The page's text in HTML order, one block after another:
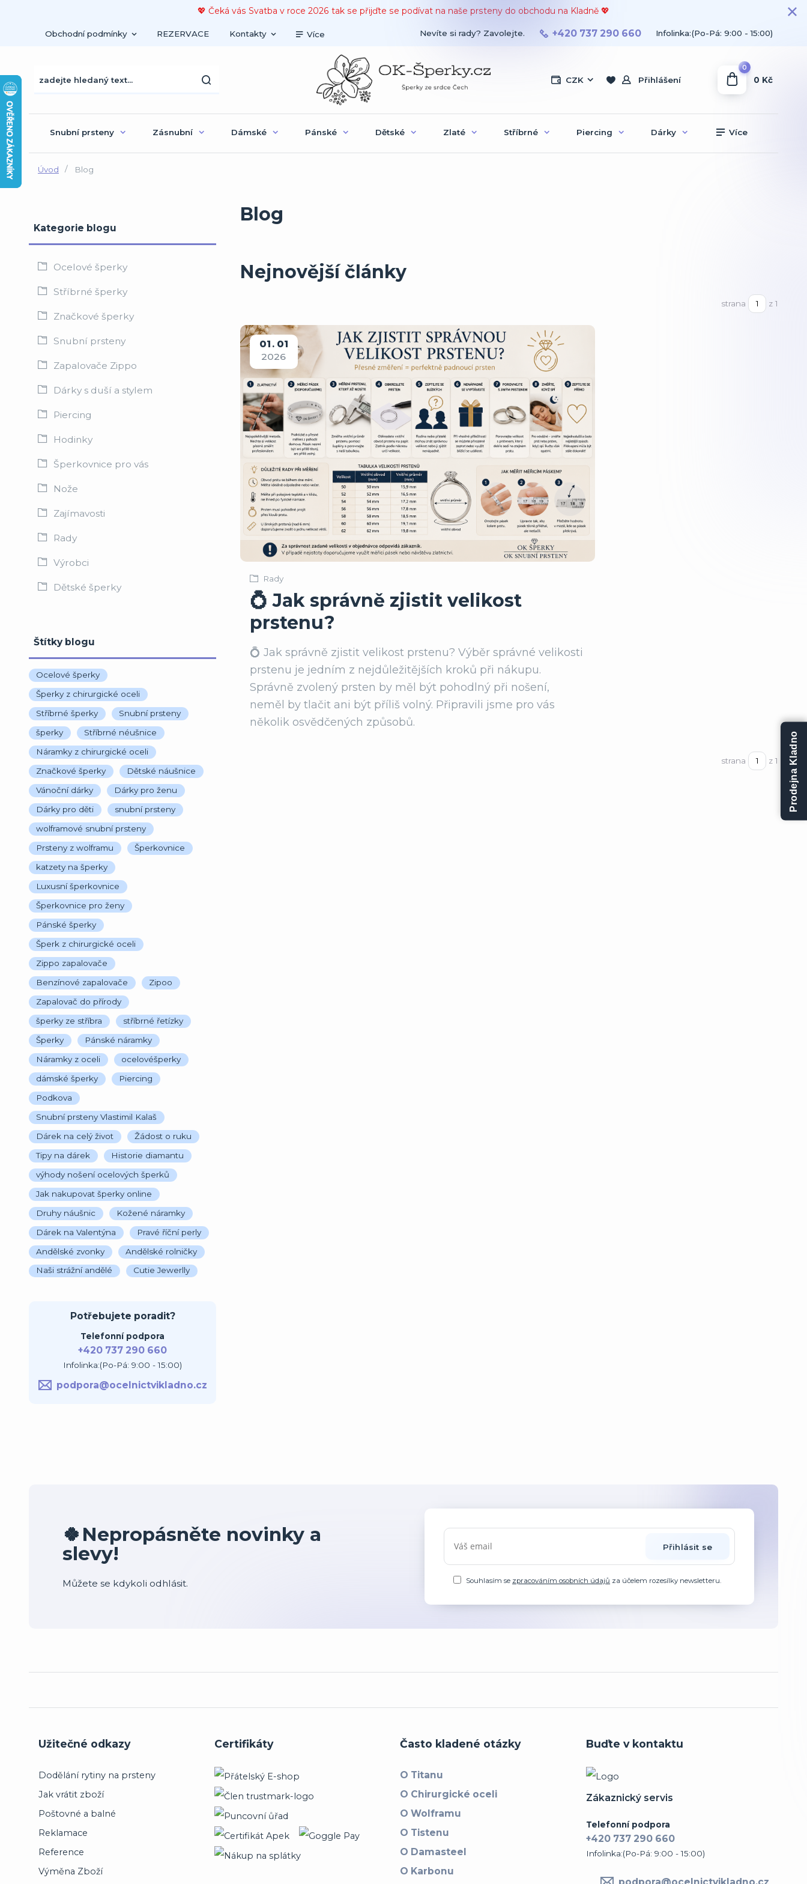
💖 Čeká vás Svatba v roce 2026 tak se přijďte se podívat na naše prsteny do obchodu na Kladně 💖
Obchodní podmínky REZERVACE Kontakty Více
CZK Přihlášení
Nevíte si rady? Zavolejte. +420 737 290 660 Infolinka:(Po-Pá: 9:00 - 15:00)
0
0 Kč
Snubní prsteny Zásnubní Dámské Pánské Dětské Zlaté Stříbrné Piercing Dárky Více
Úvod Blog
Kategorie blogu
Ocelové šperky
Stříbrné šperky
Značkové šperky
Snubní prsteny
Zapalovače Zippo
Dárky s duší a stylem
Piercing
Hodinky
Šperkovnice pro vás
Nože
Zajímavosti
Rady
Výrobci
Dětské šperky
Štítky blogu
Ocelové šperky
Šperky z chirurgické oceli
Stříbrné šperky
Snubní prsteny
šperky
Stříbrné néušnice
Náramky z chirurgické oceli
Značkové šperky
Dětské náušnice
Vánoční dárky
Dárky pro ženu
Dárky pro děti
snubní prsteny
wolframové snubní prsteny
Prsteny z wolframu
Šperkovnice
katzety na šperky
Luxusní šperkovnice
Šperkovnice pro ženy
Pánské šperky
Šperk z chirurgické oceli
Zippo zapalovače
Benzínové zapalovače
Zipoo
Zapalovač do přírody
šperky ze stříbra
stříbrné řetízky
Šperky
Pánské náramky
Náramky z oceli
ocelovéšperky
dámské šperky
Piercing
Podkova
Snubní prsteny Vlastimil Kalaš
Dárek na celý život
Žádost o ruku
Tipy na dárek
Historie diamantu
výhody nošení ocelových šperků
Jak nakupovat šperky online
Druhy náušnic
Kožené náramky
Dárek na Valentýna
Pravé říční perly
Andělské zvonky
Andělské rolničky
Naši strážní andělé
Cutie Jewerlly
Potřebujete poradit?
Telefonní podpora
+420 737 290 660
Infolinka:(Po-Pá: 9:00 - 15:00)
podpora@ocelnictvikladno.cz
Blog
Nejnovější články
strana z 1
💍 Jak správně zjistit velikost
prstenu?
01
01
2026
Rady
💍 Jak správně zjistit velikost prstenu? Výběr správné velikosti
prstenu je jedním z nejdůležitějších kroků při nákupu.
Správně zvolený prsten by měl být pohodlný při nošení,
neměl by tlačit ani být příliš volný. Připravili jsme pro vás
několik osvědčených způsobů.
strana z 1
🍀Nepropásněte novinky a
slevy!
Můžete se kdykoli odhlásit.
Přihlásit se
Souhlasím se zpracováním osobních údajů za účelem rozesílky newsletteru.
Prodejna Kladno
Užitečné odkazy
Dodělání rytiny na prsteny
Jak vrátit zboží
Poštovné a balné
Reklamace
Reference
Výměna Zboží
Certifikáty Často kladené otázky
O Titanu
O Chirurgické oceli
O Wolframu
O Tistenu
O Damasteel
O Karbonu
Buďte v kontaktu
Zákaznický servis
Telefonní podpora
+420 737 290 660
Infolinka:(Po-Pá: 9:00 - 15:00)
podpora@ocelnictvikladno.cz